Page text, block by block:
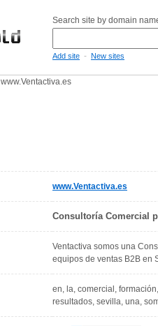
Search site by domain
Add site - New sites
www.Ventactiva.es
www.Ventactiva.es
Consultoría Comercial
Ventactiva somos una
equipos de ventas B2B en
en, la, comercial,
resultados, sevilla, una,